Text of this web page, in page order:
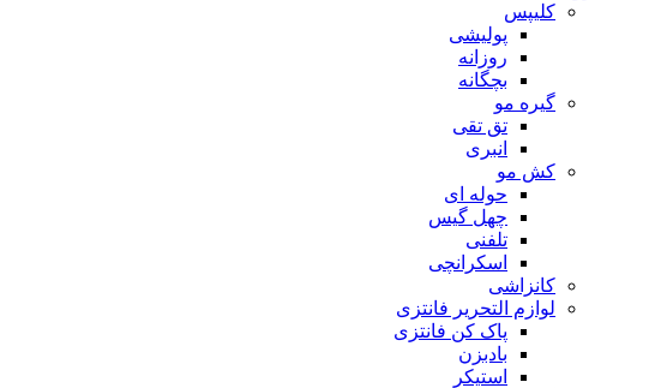
کلیپس
پولیشی
روزانه
بچگانه
گیره مو
تق تقی
انبری
کش مو
حوله ای
چهل گیس
تلفنی
اسکرانچی
کانزاشی
لوازم التحریر فانتزی
پاک کن فانتزی
بادبزن
استیکر